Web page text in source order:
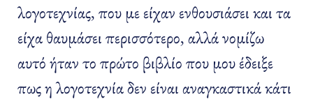
λογοτεχνίας, που με είχαν ενθουσιάσει και τα
είχα θαυμάσει περισσότερο, αλλά νομίζω
αυτό ήταν το πρώτο βιβλίο που μου έδειξε
πως η λογοτεχνία δεν είναι αναγκαστικά κάτι